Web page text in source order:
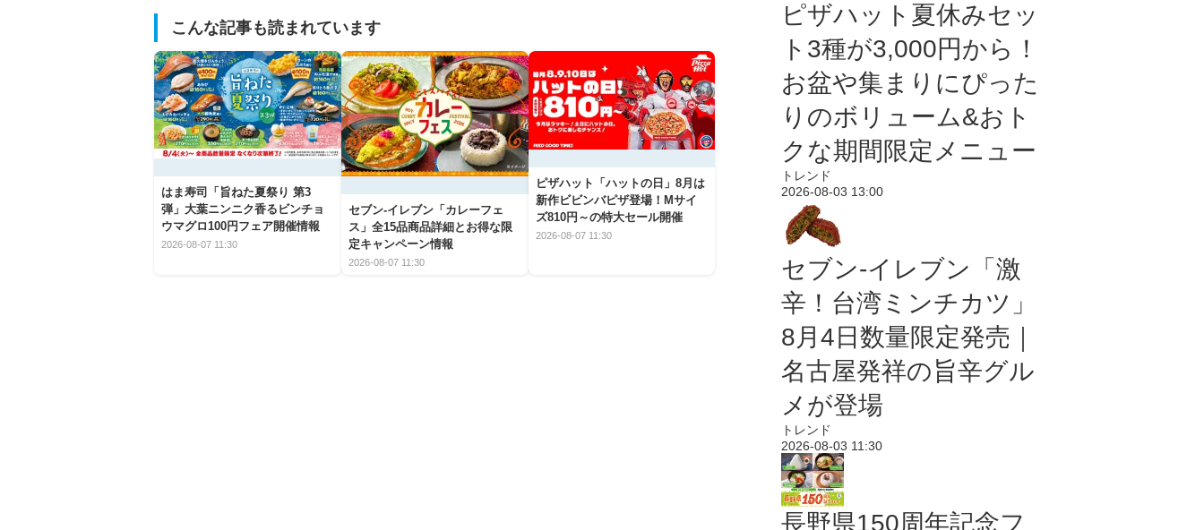
こんな記事も読まれています
はま寿司「旨ねた夏祭り 第3
弾」大葉ニンニク香るビンチョ
ウマグロ100円フェア開催情報
2026-08-07 11:30
セブン‐イレブン「カレーフェ
ス」全15品商品詳細とお得な限
定キャンペーン情報
2026-08-07 11:30
ピザハット「ハットの日」8月は
新作ビビンバピザ登場！Mサイ
ズ810円～の特大セール開催
2026-08-07 11:30
ピザハット夏休みセッ
ト3種が3,000円から！
お盆や集まりにぴった
りのボリューム&おト
クな期間限定メニュー
トレンド
2026-08-03 13:00
セブン-イレブン「激
辛！台湾ミンチカツ」
8月4日数量限定発売｜
名古屋発祥の旨辛グル
メが登場
トレンド
2026-08-03 11:30
長野県150周年記念フ